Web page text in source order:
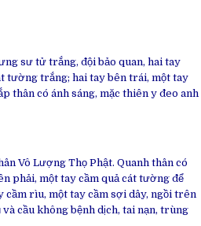
sư tử trắng, đội bảo quan, hai tay
tường trắng; hai tay bên trái, một tay
thân có ánh sáng, mặc thiên y đeo anh
Vô Lượng Thọ Phật. Quanh thân có
phải, một tay cầm quả cát tường để
rìu, một tay cầm sợi dây, ngồi trên
và cầu không bệnh dịch, tai nạn, trùng